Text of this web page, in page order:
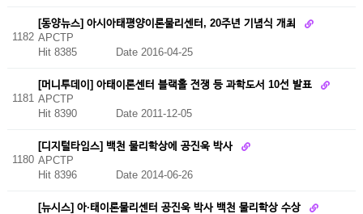
1182
[동양뉴스] 아시아태평양이론물리센터, 20주년 기념식 개최
APCTP
Hit 8385
Date 2016-04-25
1181
[머니투데이] 아태이론센터 블랙홀 전쟁 등 과학도서 10선 발표
APCTP
Hit 8390
Date 2011-12-05
1180
[디지털타임스] 백천 물리학상에 공진욱 박사
APCTP
Hit 8396
Date 2014-06-26
[뉴시스] 아·태이론물리센터 공진욱 박사 백천 물리학상 수상